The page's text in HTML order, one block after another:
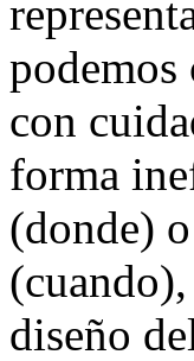
podemos
con
forma
(donde)
diseño